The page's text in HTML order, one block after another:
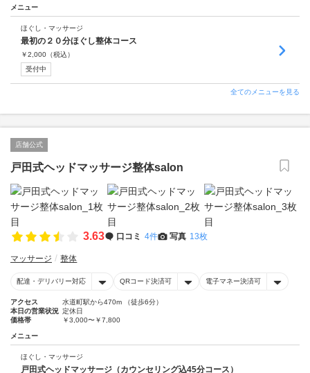
メニュー
ほぐし・マッサージ
最初の２０分ほぐし整体コース
￥2,000 （税込）
受付中
全てのメニューを見る
店舗公式
戸田式ヘッドマッサージ整体salon
3.63 口コミ 4件 写真 13枚
マッサージ 整体
配達・デリバリー対応 QRコード決済可 電子マネー決済可
アクセス
水道町駅から470m （徒歩6分）
本日の営業状況 定休日
価格帯
￥3,000〜￥7,800
メニュー
ほぐし・マッサージ
戸田式ヘッドマッサージ（カウンセリング込45分コース）